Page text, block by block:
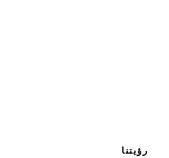
رؤيتنا